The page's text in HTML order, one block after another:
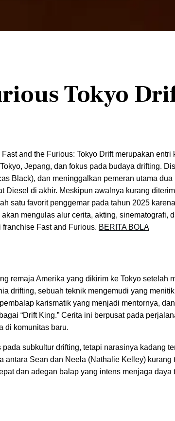
Tokyo
and the Furious: Tokyo Drift merupakan entri
Jepang, dan fokus pada budaya drifting.
Black), dan meninggalkan pemeran utama dua
di akhir. Meskipun awalnya kurang
satu favorit penggemar pada tahun 2025
mengulas alur cerita, akting, sinematografi,
Fast and Furious. BERITA BOLA
remaja Amerika yang dikirim ke Tokyo setelah
drifting, sebuah teknik mengemudi yang
karismatik yang menjadi mentornya,
“Drift King.” Cerita ini berpusat pada
di komunitas baru.
subkultur drifting, tetapi narasinya kadang
Sean dan Neela (Nathalie Kelley) kurang
dan adegan balap yang intens menjaga daya